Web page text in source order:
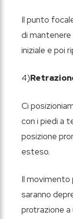
Il punto
di
iniziale e poi
4)
Ci
con i piedi a
posizione
esteso.
Il movimento
saranno
protrazione a